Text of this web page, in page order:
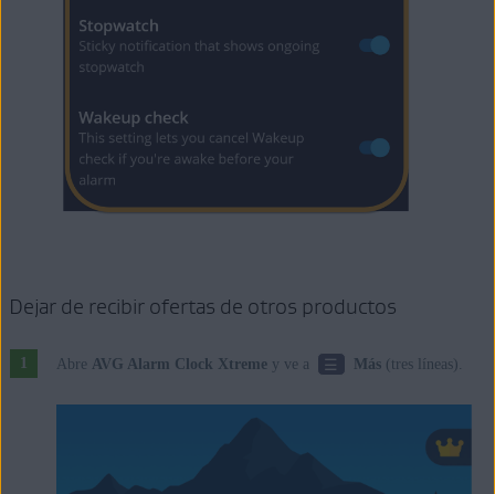
Dejar de recibir ofertas de otros productos
Abre AVG Alarm Clock Xtremey ve a ☰ Más(tres líneas).